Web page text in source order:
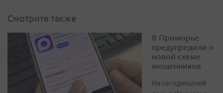
Смотрите также
В Приморье
предупредили о
новой схеме
мошенников
На сегодняшний